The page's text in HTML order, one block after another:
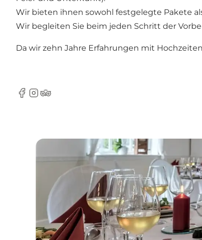
Wir bieten ihnen sowohl festgelegte Pakete
Wir begleiten Sie beim jeden Schritt der
Da wir zehn Jahre Erfahrungen mit
Facebook
Instagram
TripAdvisor